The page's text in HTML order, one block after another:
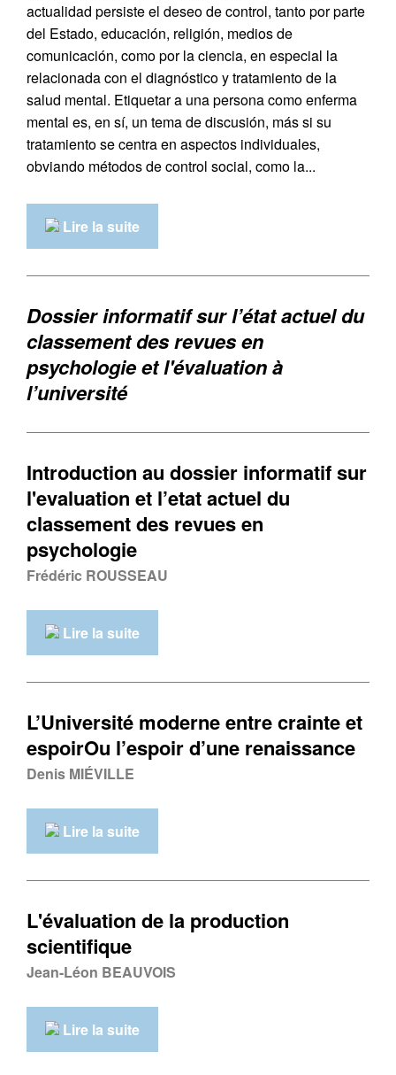
actualidad persiste el deseo de control, tanto por parte
del Estado, educación, religión, medios de
comunicación, como por la ciencia, en especial la
relacionada con el diagnóstico y tratamiento de la
salud mental. Etiquetar a una persona como enferma
mental es, en sí, un tema de discusión, más si su
tratamiento se centra en aspectos individuales,
obviando métodos de control social, como la...
Lire la suite
Dossier informatif sur l’état actuel du
classement des revues en
psychologie et l'évaluation à
l’université
Introduction au dossier informatif sur
l'evaluation et l’etat actuel du
classement des revues en
psychologie
Frédéric ROUSSEAU
Lire la suite
L’Université moderne entre crainte et
espoirOu l’espoir d’une renaissance
Denis MIÉVILLE
Lire la suite
L'évaluation de la production
scientifique
Jean-Léon BEAUVOIS
Lire la suite